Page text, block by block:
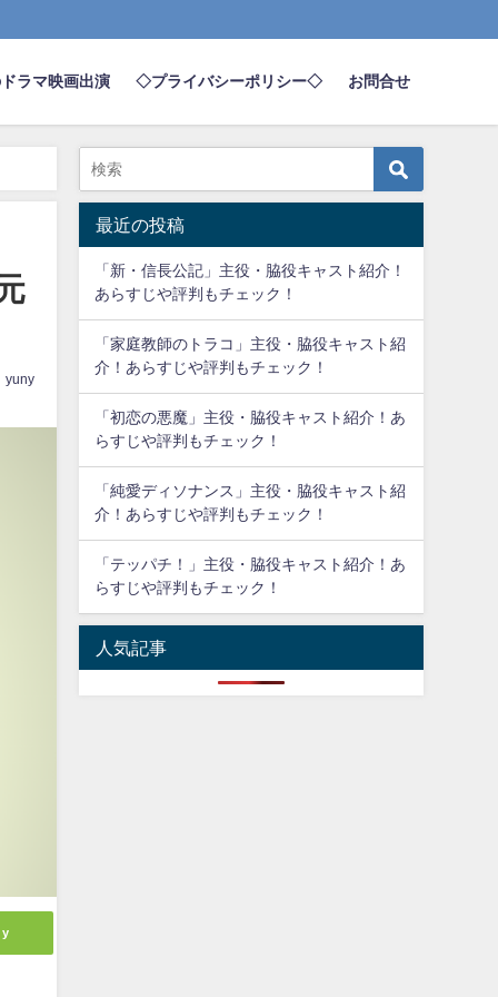
ラマ映画出演 ◇プライバシーポリシー◇ お問合せ
yuny
最近の投稿
「新・信長公記」主役・脇役キャスト紹介！
あらすじや評判もチェック！
「家庭教師のトラコ」主役・脇役キャスト紹
介！あらすじや評判もチェック！
「初恋の悪魔」主役・脇役キャスト紹介！あ
らすじや評判もチェック！
「純愛ディソナンス」主役・脇役キャスト紹
介！あらすじや評判もチェック！
「テッパチ！」主役・脇役キャスト紹介！あ
らすじや評判もチェック！
人気記事